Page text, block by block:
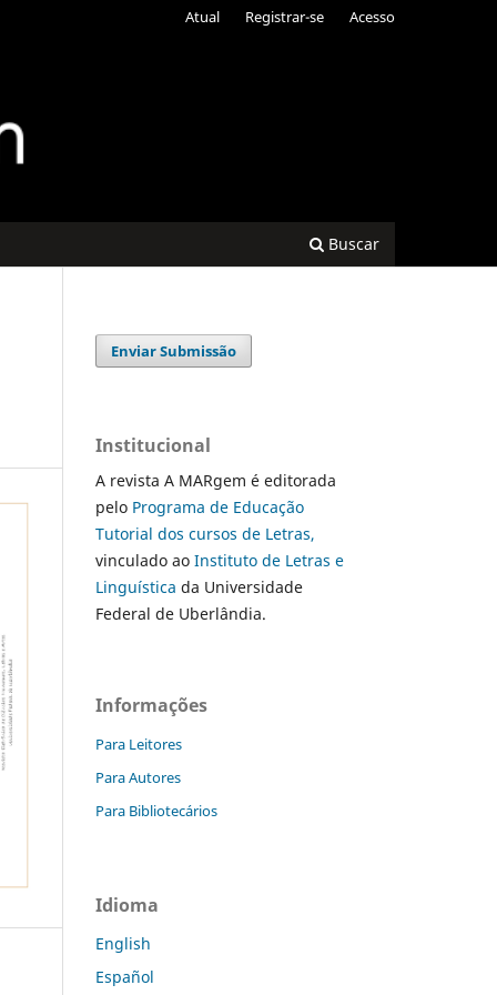
Buscar
Atual Registrar-se Acesso
Enviar Submissão
Institucional
A revista A MARgem é editorada
pelo Programa de Educação
Tutorial dos cursos de Letras,
vinculado ao Instituto de Letras e
Linguística da Universidade
Federal de Uberlândia.
Informações
Para Leitores
Para Autores
Para Bibliotecários
Idioma
English
Español